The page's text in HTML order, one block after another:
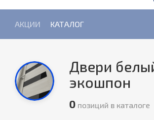
АКЦИИ КАТАЛОГ
Двери
экошпон
0 позиций в каталоге